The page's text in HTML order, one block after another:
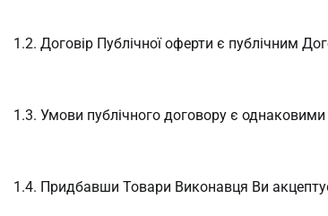
1.2. Договір Публічної оферти є публічним
1.3. Умови публічного договору є однаковими
1.4. Придбавши Товари Виконавця Ви